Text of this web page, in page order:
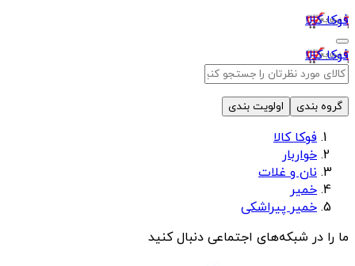
فوکا کالا
فوکا کالا
گروه بندی اولویت بندی
فوکا کالا
خواربار
نان و غلات
خمیر
خمیر پیراشکی
ما را در شبکه‌های اجتماعی دنبال کنید